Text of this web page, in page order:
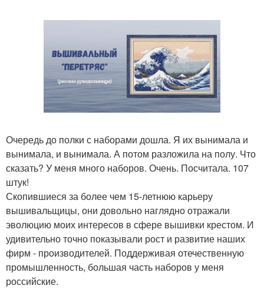
Очередь до полки с наборами дошла. Я их вынимала и
вынимала, и вынимала. А потом разложила на полу. Что
сказать? У меня много наборов. Очень. Посчитала. 107
штук!
Скопившиеся за более чем 15-летнюю карьеру
вышивальщицы, они довольно наглядно отражали
эволюцию моих интересов в сфере вышивки крестом. И
удивительно точно показывали рост и развитие наших
фирм - производителей. Поддерживая отечественную
промышленность, большая часть наборов у меня
российские.